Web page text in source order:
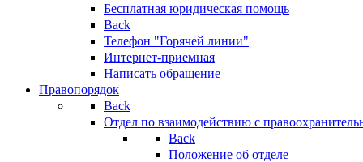
Бесплатная юридическая помощь
Back
Телефон "Горячей линии"
Интернет-приемная
Написать обращение
Правопорядок
Back
Отдел по взаимодействию с
Back
Положение об отделе